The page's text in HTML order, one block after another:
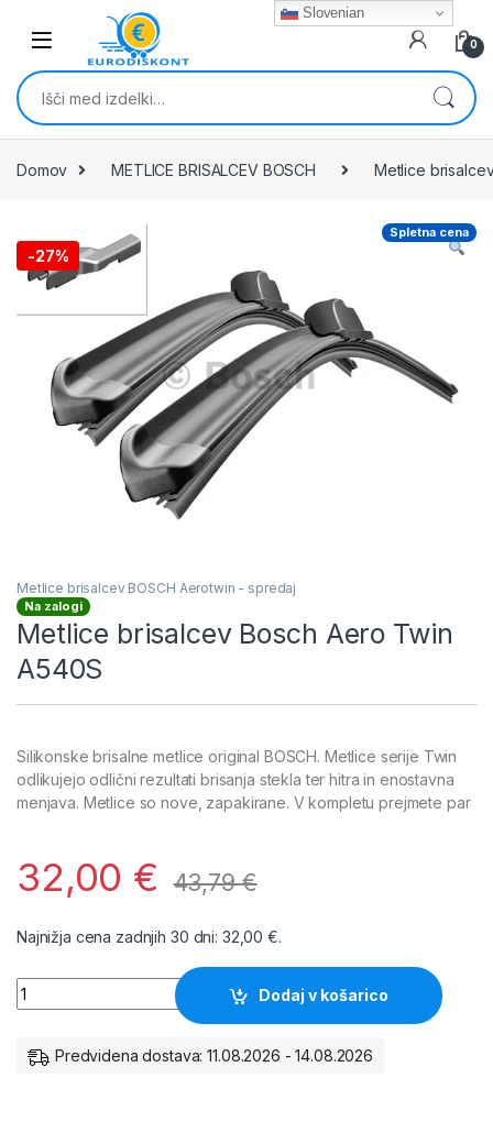
Skip to navigation
0
Išči:
Domov METLICE BRISALCEV BOSCH Metlice
-27%
Spletna cena
Metlice brisalcev BOSCH Aerotwin - spredaj
Na zalogi
Metlice brisalcev Bosch Aero Twin
A540S
Silikonske brisalne metlice original BOSCH. Metlice serije Twin
odlikujejo odlični rezultati brisanja stekla ter hitra in enostavna
menjava. Metlice so nove, zapakirane. V kompletu prejmete par
32,00 € 43,79€
Najnižja cena zadnjih 30 dni: 32,00 €.
Metlice brisalcev Bosch Aero Twin A540S količina
Dodaj v košarico
Predvidena dostava: 11.08.2026 - 14.08.2026
Slovenian